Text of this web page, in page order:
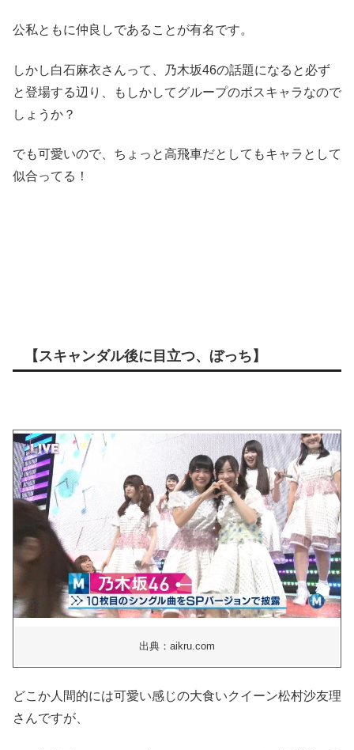
公私ともに仲良しであることが有名です。
しかし白石麻衣さんって、乃木坂46の話題になると必ず
と登場する辺り、もしかしてグループのボスキャラなので
しょうか？
でも可愛いので、ちょっと高飛車だとしてもキャラとして
似合ってる！
【スキャンダル後に目立つ、ぼっち】
出典：aikru.com
どこか人間的には可愛い感じの大食いクイーン松村沙友理
さんですが、